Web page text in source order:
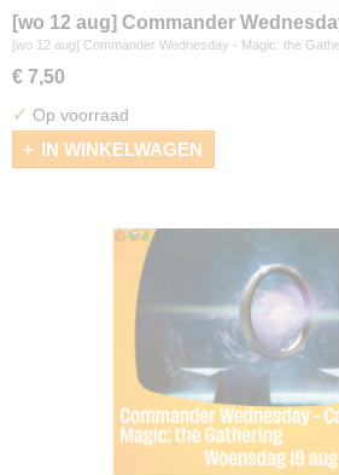
[wo 12 aug] Commander
Gathering
[wo 12 aug] Commander Wednesday - Magic: the
€ 7,50
✓ Op voorraad
IN WINKELWAGEN